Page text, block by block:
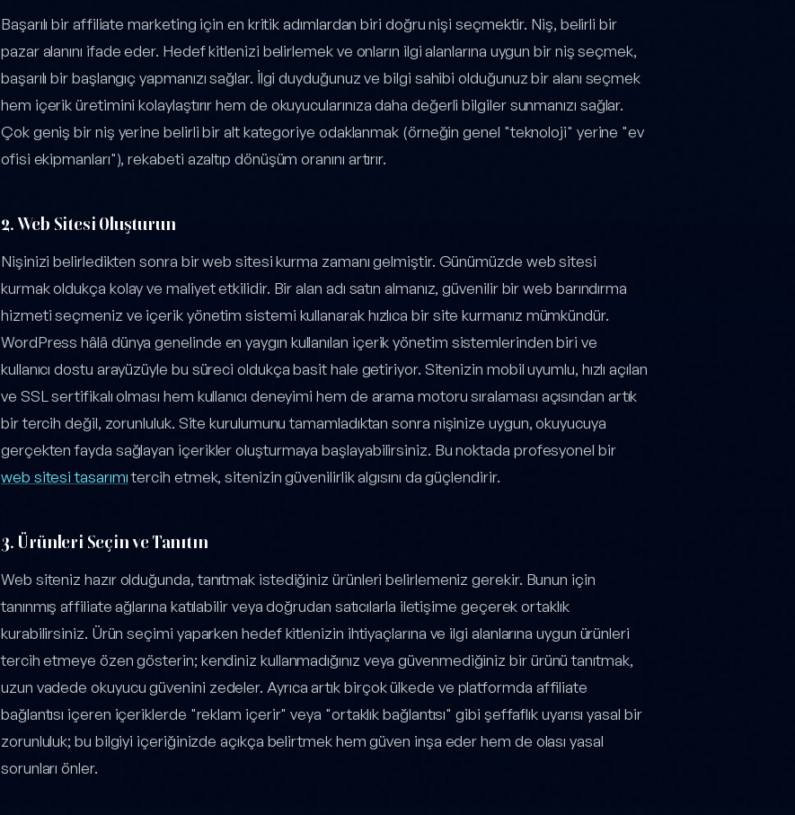
Başarılı bir affiliate marketing için en kritik adımlardan biri doğru nişi seçmektir. Niş, belirli bir
pazar alanını ifade eder. Hedef kitlenizi belirlemek ve onların ilgi alanlarına uygun bir niş seçmek,
başarılı bir başlangıç yapmanızı sağlar. İlgi duyduğunuz ve bilgi sahibi olduğunuz bir alanı seçmek
hem içerik üretimini kolaylaştırır hem de okuyucularınıza daha değerli bilgiler sunmanızı sağlar.
Çok geniş bir niş yerine belirli bir alt kategoriye odaklanmak (örneğin genel "teknoloji" yerine "ev
ofisi ekipmanları"), rekabeti azaltıp dönüşüm oranını artırır.
2. Web Sitesi Oluşturun
Nişinizi belirledikten sonra bir web sitesi kurma zamanı gelmiştir. Günümüzde web sitesi
kurmak oldukça kolay ve maliyet etkilidir. Bir alan adı satın almanız, güvenilir bir web barındırma
hizmeti seçmeniz ve içerik yönetim sistemi kullanarak hızlıca bir site kurmanız mümkündür.
WordPress hâlâ dünya genelinde en yaygın kullanılan içerik yönetim sistemlerinden biri ve
kullanıcı dostu arayüzüyle bu süreci oldukça basit hale getiriyor. Sitenizin mobil uyumlu, hızlı açılan
ve SSL sertifikalı olması hem kullanıcı deneyimi hem de arama motoru sıralaması açısından artık
bir tercih değil, zorunluluk. Site kurulumunu tamamladıktan sonra nişinize uygun, okuyucuya
gerçekten fayda sağlayan içerikler oluşturmaya başlayabilirsiniz. Bu noktada profesyonel bir
web sitesi tasarımıtercih etmek, sitenizin güvenilirlik algısını da güçlendirir.
3. Ürünleri Seçin ve Tanıtın
Web siteniz hazır olduğunda, tanıtmak istediğiniz ürünleri belirlemeniz gerekir. Bunun için
tanınmış affiliate ağlarına katılabilir veya doğrudan satıcılarla iletişime geçerek ortaklık
kurabilirsiniz. Ürün seçimi yaparken hedef kitlenizin ihtiyaçlarına ve ilgi alanlarına uygun ürünleri
tercih etmeye özen gösterin; kendiniz kullanmadığınız veya güvenmediğiniz bir ürünü tanıtmak,
uzun vadede okuyucu güvenini zedeler. Ayrıca artık birçok ülkede ve platformda affiliate
bağlantısı içeren içeriklerde "reklam içerir" veya "ortaklık bağlantısı" gibi şeffaflık uyarısı yasal bir
zorunluluk; bu bilgiyi içeriğinizde açıkça belirtmek hem güven inşa eder hem de olası yasal
sorunları önler.